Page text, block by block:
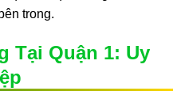
trong.
Tại Quận 1: Uy